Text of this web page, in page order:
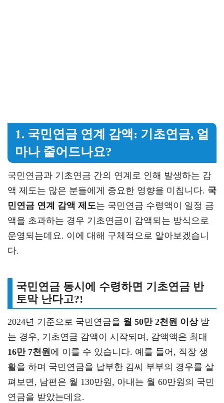
1. 국민연금 연계 감액: 기초연금, 얼
마나 줄어드나요?
국민연금과 기초연금 간의 연계로 인해 발생하는 감
액 제도는 많은 분들에게 중요한 영향을 미칩니다. 국
민연금 연계 감액 제도는 국민연금 수령액이 일정 금
액을 초과하는 경우 기초연금이 감액되는 방식으로
운영되는데요. 이에 대해 구체적으로 알아보겠습니
다.
국민연금 동시에 수령하면 기초연금 반
토막 난다고?!
2024년 기준으로 국민연금을 월 50만 2천원 이상받
는 경우, 기초연금 감액이 시작되며, 감액액은 최대
16만 7천원에 이를 수 있습니다. 예를 들어, 직장 생
활을 하며 국민연금을 납부한 김씨 부부의 경우를 살
펴보면, 남편은 월 130만원, 아내는 월 60만원의 국민
연금을 받았는데요.